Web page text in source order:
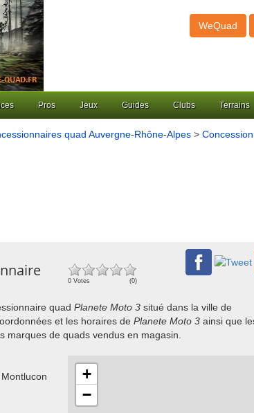
WeQuad
Pros Jeux Guides Clubs Terrains
quad Auvergne-Rhône-Alpes >
0 Votes (0)
quad Planete Moto 3 situé dans la ville de
et les horaires de Planete Moto 3 ainsi que
marques de quads vendus en magasin.
+
−